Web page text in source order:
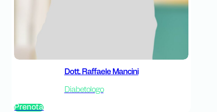
Dott. Raffaele Mancini
Diabetologo
Prenota